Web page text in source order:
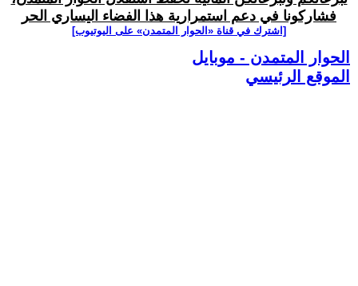
فشاركونا في دعم استمرارية هذا الفضاء اليساري الحر
[اشترك في قناة ‫«الحوار المتمدن» على اليوتيوب]
الحوار المتمدن - موبايل
الموقع الرئيسي